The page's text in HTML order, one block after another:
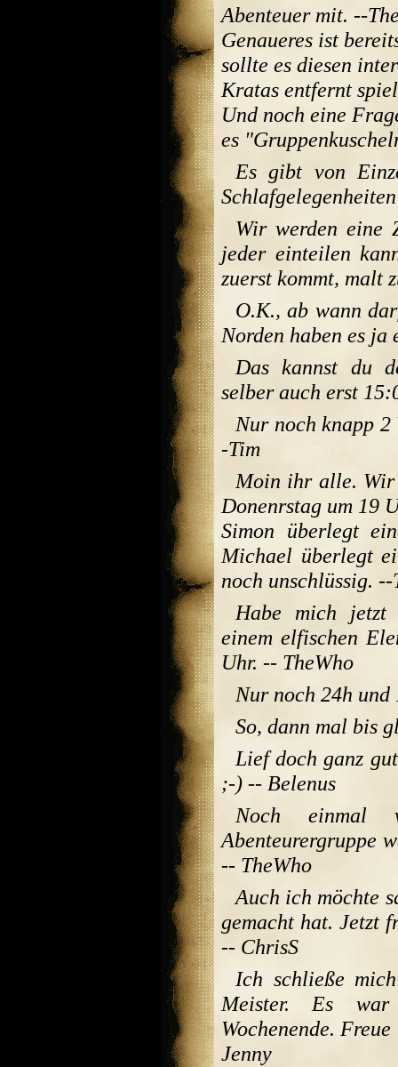
Abenteuer mit. --
Genaueres ist
sollte es diesen
Kratas entfernt
Und noch eine
es
Es gibt von
Wir werden eine
jeder einteilen
zuerst kommt, malt
O.K., ab wann
Norden haben es
Das kannst du
selber auch erst
Nur noch knapp
-Tim
Moin ihr alle. Wir
Donenrstag um 19
Simon überlegt
Michael überlegt
noch unschlüssig. --
Habe mich jetzt
einem elfischen
Uhr. -- TheWho
Nur noch 24h
So, dann mal bis
Lief doch ganz
;-) -- Belenus
Noch
Abenteurergruppe
-- TheWho
Auch ich möchte
gemacht hat. Jetzt
-- ChrisS
Ich schließe
Meister. Es war
Wochenende.
Jenny